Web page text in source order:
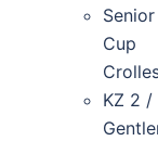
Cup
KZ 2 /